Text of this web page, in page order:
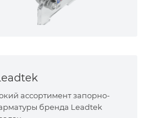
ассортимент запорно-
бренда Leadtek